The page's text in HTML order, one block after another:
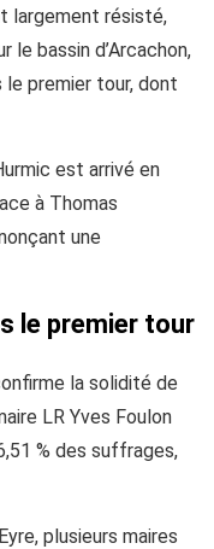
largement résisté,
le bassin d’Arcachon,
premier tour, dont
est arrivé en
à Thomas
une
le premier tour
la solidité de
LR Yves Foulon
% des suffrages,
plusieurs maires